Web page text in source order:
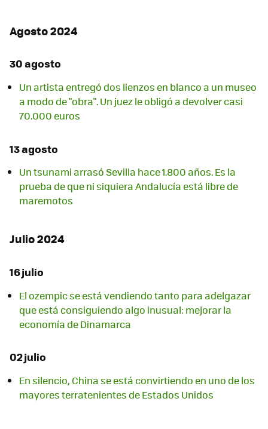
Agosto 2024
30 agosto
Un artista entregó dos lienzos en blanco a un museo
a modo de "obra". Un juez le obligó a devolver casi
70.000 euros
13 agosto
Un tsunami arrasó Sevilla hace 1.800 años. Es la
prueba de que ni siquiera Andalucía está libre de
maremotos
Julio 2024
16 julio
El ozempic se está vendiendo tanto para adelgazar
que está consiguiendo algo inusual: mejorar la
economía de Dinamarca
02 julio
En silencio, China se está convirtiendo en uno de los
mayores terratenientes de Estados Unidos